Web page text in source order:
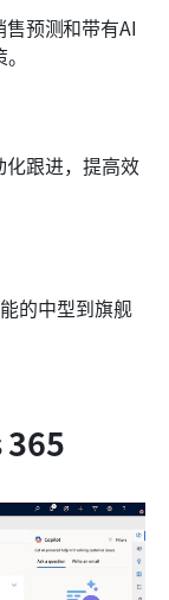
预测和带有AI
跟进，提高效
的中型到旗舰